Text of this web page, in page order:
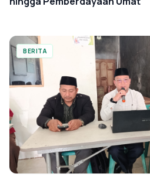
BERITA